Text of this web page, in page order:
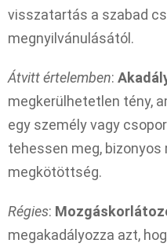
visszatartás a szabad
megnyilvánulásától.
Átvitt értelemben:
megkerülhetetlen tény,
egy személy vagy
tehessen meg, bizonyos
megkötöttség.
Régies:
megakadályozza azt,